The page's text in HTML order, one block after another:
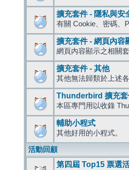
擴充套件 - 隱私與安
有關 Cookie、密碼、
擴充套件 - 網頁內容
網頁內容顯示之相關
擴充套件 - 其他
其他無法歸類於上述
Thunderbird 擴充套
本區專門用以收錄
輔助小程式
其他好用的小程式。
活動回顧
第四屆 Top15 票選